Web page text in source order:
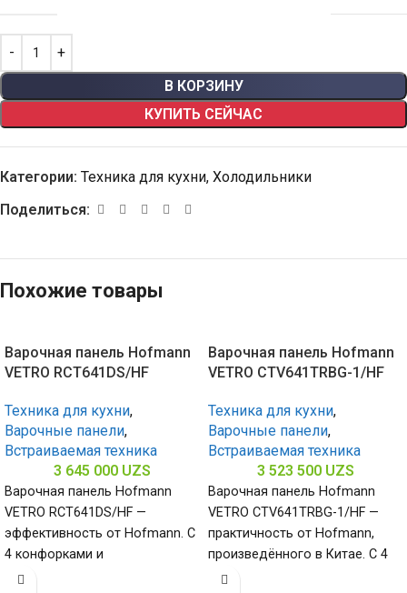
В КОРЗИНУ
КУПИТЬ СЕЙЧАС
Категории: Техника для кухни, Холодильники
Поделиться:
Похожие товары
Варочная панель Hofmann
VETRO RCT641DS/HF
Техника для кухни,
Варочные панели,
Встраиваемая техника
3 645 000 UZS
Варочная панель Hofmann
VETRO RCT641DS/HF —
эффективность от Hofmann. С
4 конфорками и
стеклокерамической
Варочная панель Hofmann
VETRO CTV641TRBG-1/HF
Техника для кухни,
Варочные панели,
Встраиваемая техника
3 523 500 UZS
Варочная панель Hofmann
VETRO CTV641TRBG-1/HF —
практичность от Hofmann,
произведённого в Китае. С 4
конфорками и поверхностью